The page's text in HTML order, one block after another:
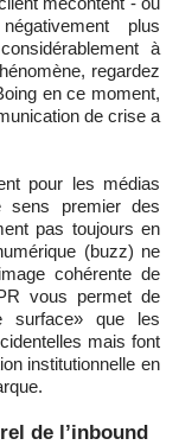
plus
à
regardez
en ce moment,
de crise a
pour les médias
sens premier des
pas toujours en
(buzz) ne
cohérente de
vous permet de
surface» que les
mais font
institutionnelle en
de l’inbound